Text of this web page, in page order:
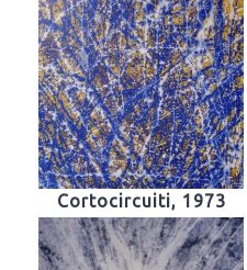
Cortocircuiti, 1973